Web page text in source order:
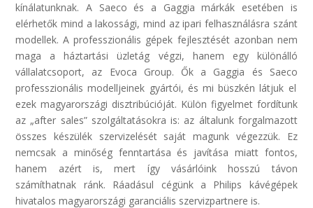
kínálatunknak. A Saeco és a Gaggia márkák esetében is
elérhetők mind a lakossági, mind az ipari felhasználásra szánt
modellek. A professzionális gépek fejlesztését azonban nem
maga a háztartási üzletág végzi, hanem egy különálló
vállalatcsoport, az Evoca Group. Ők a Gaggia és Saeco
professzionális modelljeinek gyártói, és mi büszkén látjuk el
ezek magyarországi disztribúcióját. Külön figyelmet fordítunk
az „after sales”szolgáltatásokra is: az általunk forgalmazott
összes készülék szervizelését saját magunk végezzük. Ez
nemcsak a minőség fenntartása és javítása miatt fontos,
hanem azért is, mert így vásárlóink hosszú távon
számíthatnak ránk. Ráadásul cégünk a Philips kávégépek
hivatalos magyarországi garanciális szervizpartnere is.